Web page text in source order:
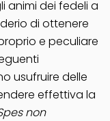
animi dei fedeli a
di ottenere
e peculiare
usufruire delle
effettiva la
non